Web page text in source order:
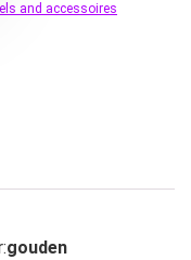
and accessoires
gouden